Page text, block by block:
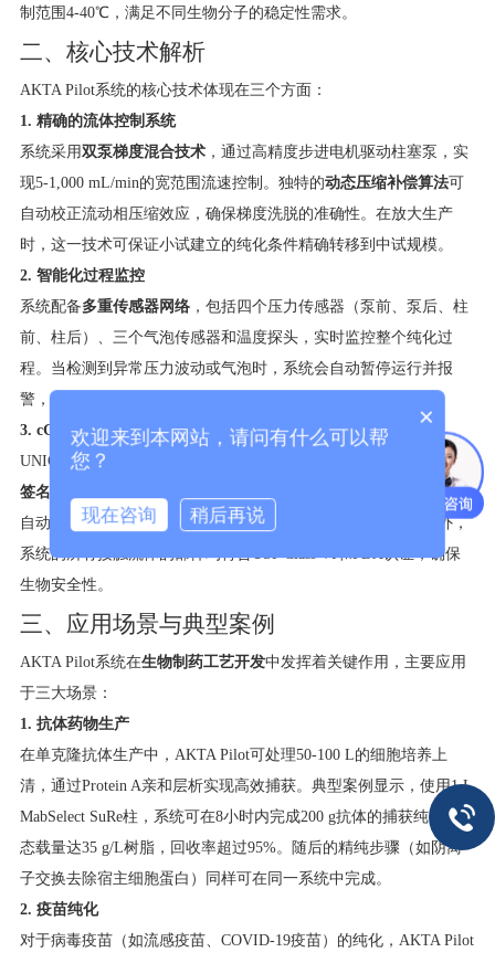
制范围4-40℃，满足不同生物分子的稳定性需求。
二、核心技术解析
AKTA Pilot系统的核心技术体现在三个方面：
1. 精确的流体控制系统
系统采用双泵梯度混合技术，通过高精度步进电机驱动柱塞泵，实
现5-1,000 mL/min的宽范围流速控制。独特的动态压缩补偿算法可
自动校正流动相压缩效应，确保梯度洗脱的准确性。在放大生产
时，这一技术可保证小试建立的纯化条件精确转移到中试规模。
2. 智能化过程监控
系统配备多重传感器网络，包括四个压力传感器（泵前、泵后、柱
前、柱后）、三个气泡传感器和温度探头，实时监控整个纯化过
程。当检测到异常压力波动或气泡时，系统会自动暂停运行并报
警，有效保护昂贵的层析柱和样品。
3. cGMP合规性设计
UNICORN控制软件符合FDA 21 CFR Part 11要求，具备完整的
电子
签名
方法验证工具可
自动生成工艺验证报告，满足生物制药行业的合规性需求。此外，
系统的所有接触流体的部件均符合USP Class VI和FDA认证，确保
生物安全性。
三、应用场景与典型案例
AKTA Pilot系统在生物制药工艺开发中发挥着关键作用，主要应用
于三大场景：
1. 抗体药物生产
在单克隆抗体生产中，AKTA Pilot可处理50-100 L的细胞培养上
清，通过Protein A亲和层析实现高效捕获。典型案例显示，使用1 L
MabSelect SuRe柱，系统可在8小时内完成200 g抗体的捕获纯化，动
态载量达35 g/L树脂，回收率超过95%。随后的精纯步骤（如阴离
子交换去除宿主细胞蛋白）同样可在同一系统中完成。
2. 疫苗纯化
对于病毒疫苗（如流感疫苗、COVID-19疫苗）的纯化，AKTA Pilot
×
欢迎来到本网站，请问有什么可以帮
您？
现在咨询 稍后再说